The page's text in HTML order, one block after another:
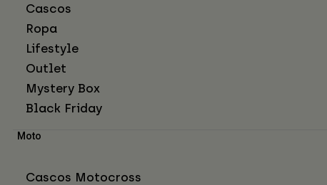
Cascos
Ropa
Lifestyle
Outlet
Mystery Box
Black Friday
Moto
Cascos Motocross